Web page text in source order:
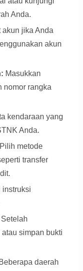
Anda.
akun jika Anda
akun
Masukkan
nomor rangka
kendaraan yang
Anda.
Pilih metode
transfer
instruksi
Setelah
simpan bukti
Beberapa daerah